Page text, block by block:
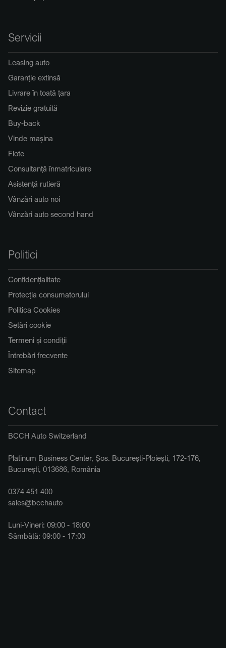
Servicii
Leasing auto
Garanție extinsă
Livrare în toată țara
Revizie gratuită
Buy-back
Vinde mașina
Flote
Consultanță înmatriculare
Asistență rutieră
Vânzări auto noi
Vânzări auto second hand
Politici
Confidențialitate
Protecția consumatorului
Politica Cookies
Setări cookie
Termeni și condiții
Întrebări frecvente
Sitemap
Contact
BCCH Auto Switzerland
Platinum Business Center, Șos. București-Ploiești, 172-176,
București, 013686, România
0374 451 400
sales@bcchauto
Luni-Vineri: 09:00 - 18:00
Sâmbătă: 09:00 - 17:00